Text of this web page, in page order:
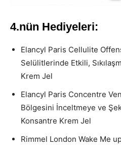
4.nün Hediyeleri:
Elancyl Paris Cellulite
Selülitlerinde Etkili,
Krem Jel
Elancyl Paris Concentre
Bölgesini İnceltmeye ve
Konsantre Krem Jel
Rimmel London Wake Me